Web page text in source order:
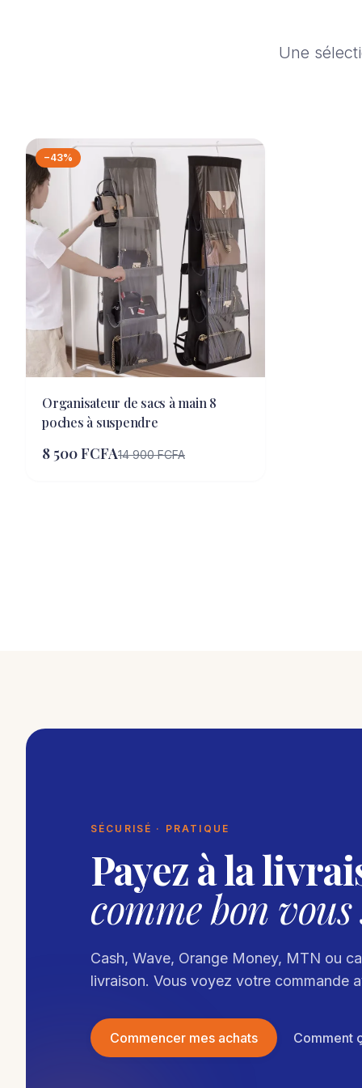
Une
−43%
Organisateur de sacs à main 8
poches à suspendre
8 500 FCFA14 900 FCFA
SÉCURISÉ · PRATIQUE
Payez à la
comme bon vous
Cash, Wave, Orange Money, MTN ou
livraison. Vous voyez votre commande
Commencer mes achats Comment